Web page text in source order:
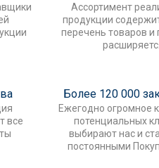
Ассортимент
продукции
перечень товаров и
все
Более 120 000
Ежегодно огромное
потенциальных
выбирают нас и
постоянными